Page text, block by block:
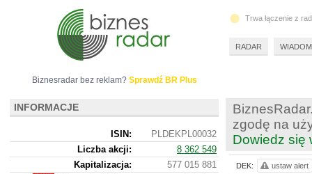
zgodę na
Dowiedz się
DEK: ustaw alert
Biznesradar bez reklam? Sprawdź BR Plus
INFORMACJE
ISIN:
PLDEKPL00032
Liczba akcji:
8 362 549
Kapitalizacja:
577 015 881
Trwa łączenie z
RADAR